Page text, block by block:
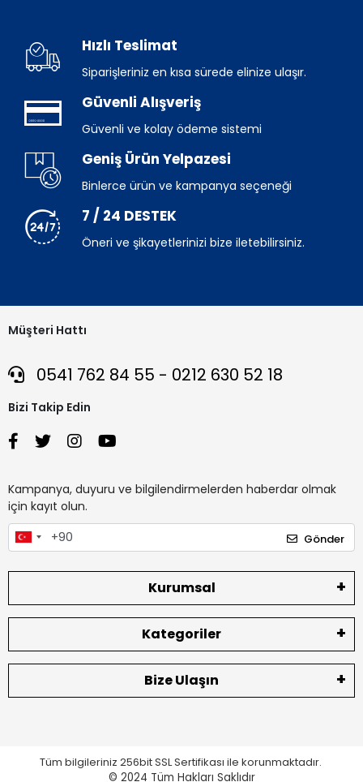
Hızlı Teslimat
Siparişleriniz en kısa sürede elinize ulaşır.
Güvenli Alışveriş
Güvenli ve kolay ödeme sistemi
Geniş Ürün Yelpazesi
Binlerce ürün ve kampanya seçeneği
7 / 24 DESTEK
Öneri ve şikayetlerinizi bize iletebilirsiniz.
Müşteri Hattı
0541 762 84 55 - 0212 630 52 18
Bizi Takip Edin
Kampanya, duyuru ve bilgilendirmelerden haberdar olmak
için kayıt olun.
Gönder
Kurumsal
Kategoriler
Bize Ulaşın
Tüm bilgileriniz 256bit SSL Sertifikası ile korunmaktadır.
© 2024 Tüm Hakları Saklıdır